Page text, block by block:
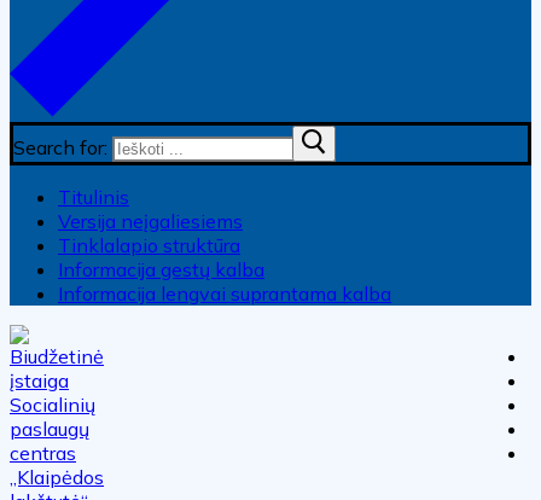
Search for:
Titulinis
Versija neįgaliesiems
Tinklalapio struktūra
Informacija gestų kalba
Informacija lengvai suprantama kalba